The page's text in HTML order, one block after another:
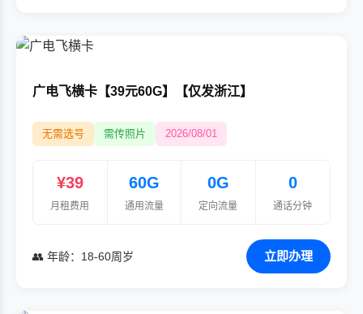
广电飞横卡【39元60G】【仅发浙江】
无需选号 需传照片 2026/08/01
¥39
月租费用
60G
通用流量
0G
定向流量
0
通话分钟
👥 年龄：18-60周岁 立即办理